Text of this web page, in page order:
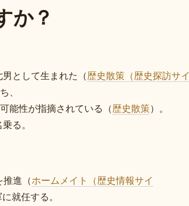
か？
として生まれた（歴史散策（歴史探訪サイ
、
能性が指摘されている（歴史散策）。
る。
進（ホームメイト（歴史情報サイ
就任する。